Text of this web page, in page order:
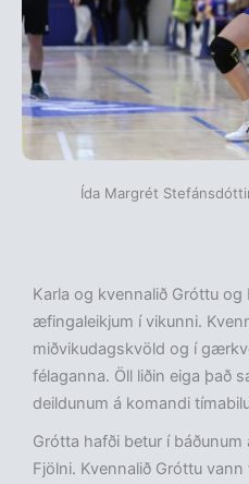
Ída Margrét
Karla og kvennalið Gróttu
æfingaleikjum í vikunni.
miðvikudagskvöld og í
félaganna. Öll liðin eiga það
deildunum á komandi
Grótta hafði betur í
Fjölni. Kvennalið Gróttu